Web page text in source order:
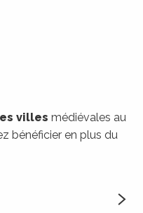
villes médiévales au
bénéficier en plus du